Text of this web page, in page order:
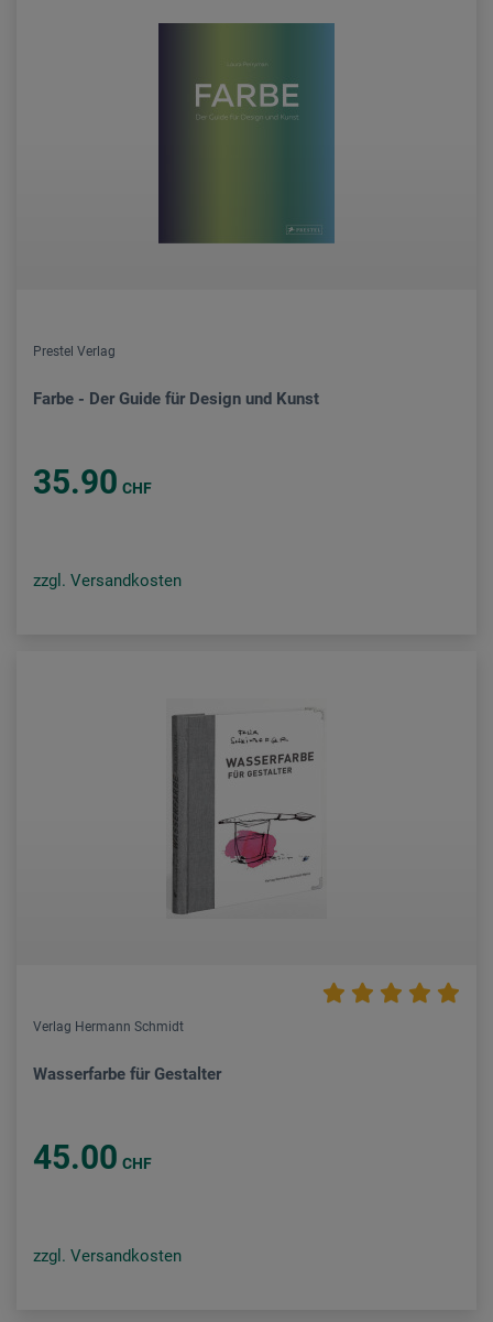
Prestel Verlag
Farbe - Der Guide für Design und Kunst
35.90 CHF
zzgl. Versandkosten
Verlag Hermann Schmidt
Wasserfarbe für Gestalter
45.00 CHF
zzgl. Versandkosten